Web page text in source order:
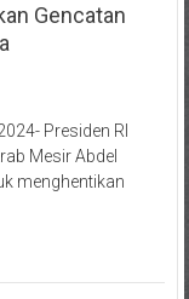
Gencatan
Presiden RI
Mesir Abdel
menghentikan